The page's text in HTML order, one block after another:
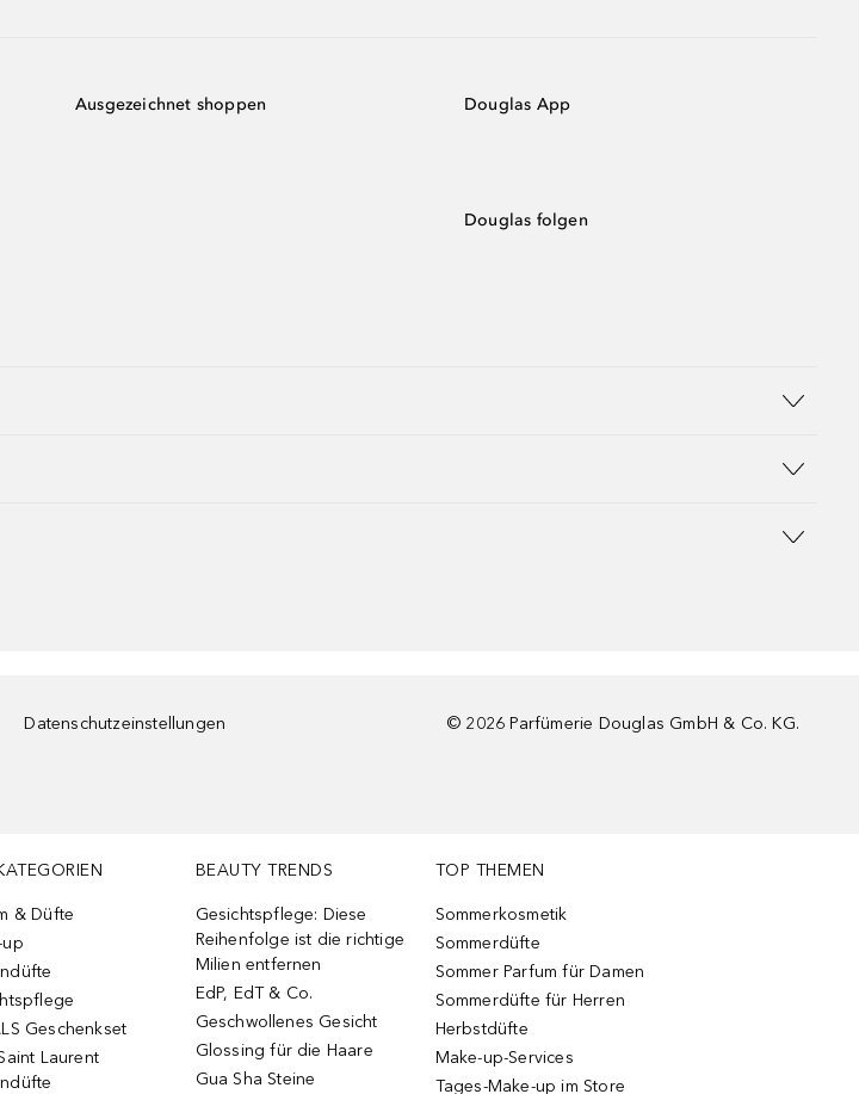
Ausgezeichnet shoppen Douglas App
Douglas folgen
Datenschutzeinstellungen © 2026 Parfümerie Douglas GmbH & Co. KG.
& Düfte
up
Geschenkset
Laurent
BEAUTY TRENDS
Gesichtspflege: Diese
Reihenfolge ist die richtige
Milien entfernen
EdP, EdT & Co.
Geschwollenes Gesicht
Glossing für die Haare
Gua Sha Steine
TOP THEMEN
Sommerkosmetik
Sommerdüfte
Sommer Parfum für Damen
Sommerdüfte für Herren
Herbstdüfte
Make-up-Services
Tages-Make-up im Store